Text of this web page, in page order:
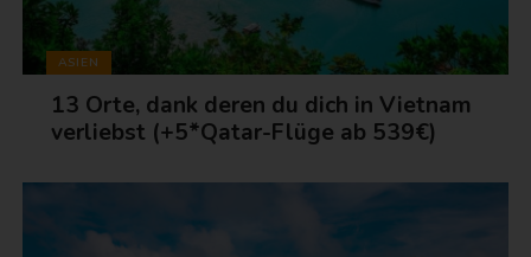
ASIEN
13 Orte, dank deren du dich in Vietnam
verliebst (+5*Qatar-Flüge ab 539€)